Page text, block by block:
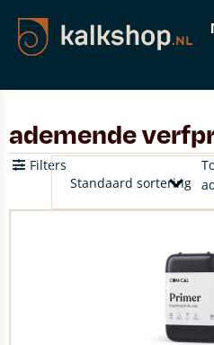
ademende
Filters